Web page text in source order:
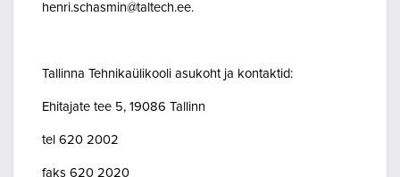
henri.schasmin@taltech.ee.
Tallinna Tehnikaülikooli asukoht ja kontaktid:
Ehitajate tee 5, 19086 Tallinn
tel 620 2002
faks 620 2020